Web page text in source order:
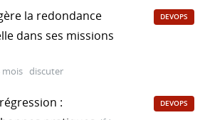
la redondance
dans ses missions
mois discuter
DEVOPS
:
DEVOPS